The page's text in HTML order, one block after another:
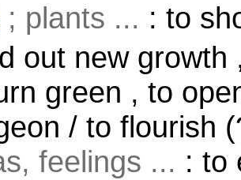
; plants ... : to
out new
green , to
/ to flourish
feelings ... : to